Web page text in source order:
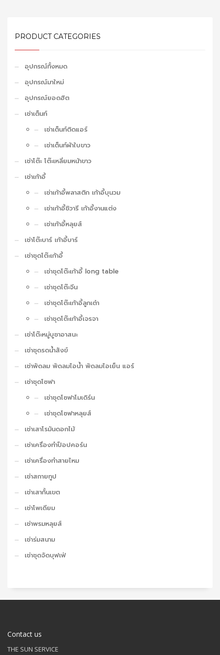
PRODUCT CATEGORIES
อุปกรณ์ทั้งหมด
อุปกรณ์มาใหม่
อุปกรณ์ยอดฮิต
เช่าเต็นท์
เช่าเต็นท์ติดแอร์
เช่าเต็นท์ผ้าใบขาว
เช่าโต๊ะ โต๊ะเหลี่ยมหน้าขาว
เช่าเก้าอี้
เช่าเก้าอี้พลาสติก เก้าอี้บุนวม
เช่าเก้าอี้ชิวารี เก้าอี้งานแต่ง
เช่าเก้าอี้หลุยส์
เช่าโต๊ะบาร์ เก้าอี้บาร์
เช่าชุดโต๊ะเก้าอี้
เช่าชุดโต๊ะเก้าอี้ long table
เช่าชุดโต๊ะจีน
เช่าชุดโต๊ะเก้าอี้ลูกเต๋า
เช่าชุดโต๊ะเก้าอี้เจรจา
เช่าโต๊ะหมู่บูชาอาสนะ
เช่าชุดรดน้ำสังข์
เช่าพัดลม พัดลมไอน้ำ พัดลมไอเย็น แอร์
เช่าชุดโซฟา
เช่าชุดโซฟาโมเดิร์น
เช่าชุดโซฟาหลุยส์
เช่าเสาโรมันดอกไม้
เช่าเครื่องทำป็อปคอร์น
เช่าเครื่องทำสายไหม
เช่าสกายทูป
เช่าเสากั้นเขต
เช่าโพเดียม
เช่าพรมหลุยส์
เช่าร่มสนาม
เช่าชุดจัดบุฟเฟ่
Contact us
THE SUN SERVICE